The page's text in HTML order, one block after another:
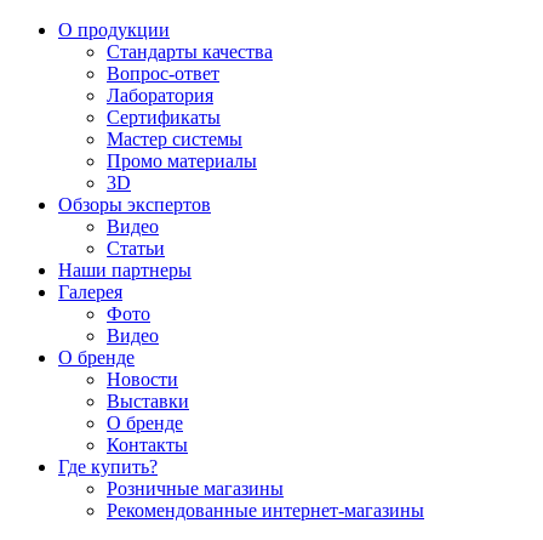
О продукции
Стандарты качества
Вопрос-ответ
Лаборатория
Сертификаты
Мастер системы
Промо материалы
3D
Обзоры экспертов
Видео
Статьи
Наши партнеры
Галерея
Фото
Видео
О бренде
Новости
Выставки
О бренде
Контакты
Где купить?
Розничные магазины
Рекомендованные интернет-магазины